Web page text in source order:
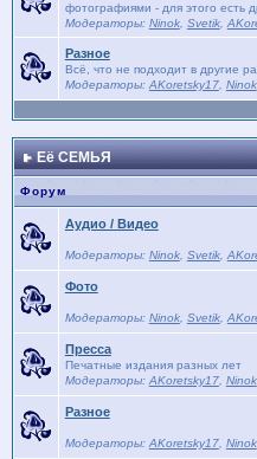
фотографиями - для этого есть
Модераторы: Ninok, Svetik,
Разное
Всё, что не подходит в другие
Модераторы: AKoretsky17, Ninok,
Её СЕМЬЯ
Форум
Аудио / Видео
Модераторы: Ninok, Svetik,
Фото
Модераторы: Ninok, Svetik,
Пресса
Печатные издания разных лет
Модераторы: AKoretsky17, Ninok,
Разное
Модераторы: AKoretsky17, Ninok,